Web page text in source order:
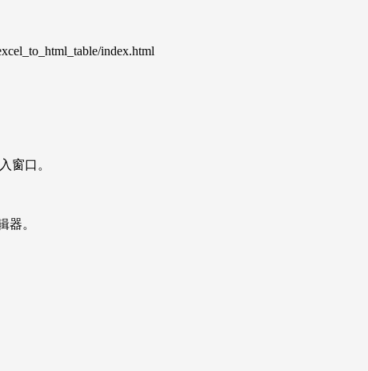
index.html
窗口。
器。